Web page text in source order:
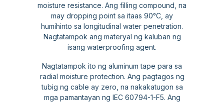
moisture resistance. Ang filling compound, na
may dropping point sa itaas 90°C, ay
humihinto sa longitudinal water penetration.
Nagtatampok ang materyal ng kaluban ng
isang waterproofing agent.
Nagtatampok ito ng aluminum tape para sa
radial moisture protection. Ang pagtagos ng
tubig ng cable ay zero, na nakakatugon sa
mga pamantayan ng IEC 60794-1-F5. Ang